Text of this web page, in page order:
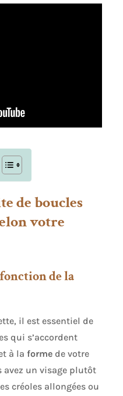
de boucles
votre
de la
il est essentiel de
qui s’accordent
à la formede votre
avez un visage plutôt
créoles allongées ou